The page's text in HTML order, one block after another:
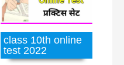
class 10th online
test 2022